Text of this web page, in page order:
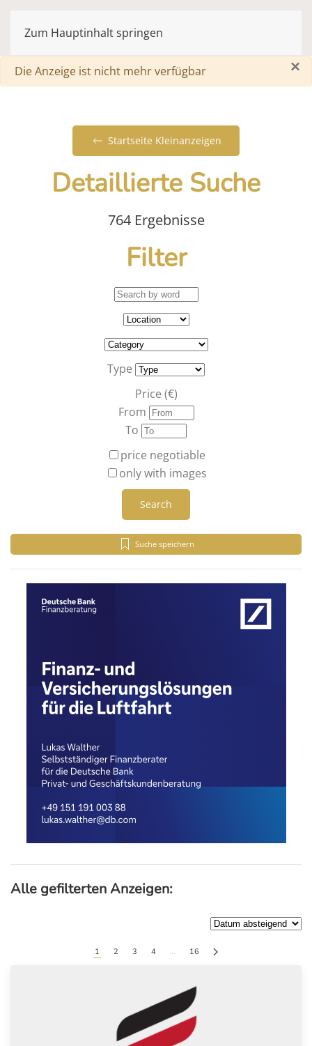
Zum Hauptinhalt springen
×
Warnung
Die Anzeige ist nicht mehr verfügbar
Startseite Kleinanzeigen
Detaillierte Suche
764 Ergebnisse
Filter
Type
Price (€)
From
To
price negotiable
only with images
Search
Suche speichern
Alle gefilterten Anzeigen:
1 2 3 4 … 16